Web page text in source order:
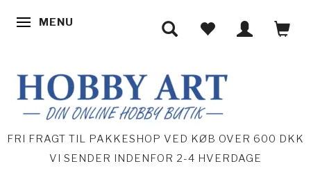
SKIFTE NAVIGATION
MENU
FRI FRAGT TIL PAKKESHOP VED KØB OVER 600 DKK
VI SENDER INDENFOR 2-4 HVERDAGE